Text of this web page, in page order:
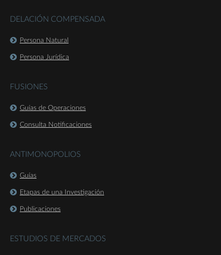
DELACIÓN COMPENSADA
Persona Natural
Persona Jurídica
FUSIONES
Guías de Operaciones
Consulta Notificaciones
ANTIMONOPOLIOS
Guías
Etapas de una Investigación
Publicaciones
ESTUDIOS DE MERCADOS